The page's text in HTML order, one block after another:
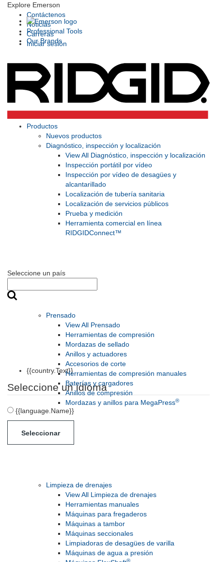
Explore Emerson
Professional Tools
Our Brands
Contáctenos
Noticias
Carreras
Iniciar sesión
Seleccione un país
{{country.Text}}
Seleccione un idioma
{{language.Name}}
Seleccionar
Productos
Nuevos productos
Diagnóstico, inspección y localización
View All Diagnóstico, inspección y localización
Inspección portátil por vídeo
Inspección por vídeo de desagües y
alcantarillado
Localización de tubería sanitaria
Localización de servicios públicos
Prueba y medición
Herramienta comercial en línea
RIDGIDConnect™
Prensado
View All Prensado
Herramientas de compresión
Mordazas de sellado
Anillos y actuadores
Accesorios de corte
Herramientas de compresión manuales
Baterías y cargadores
Anillos de compresión
Mordazas y anillos para MegaPress®
Limpieza de drenajes
View All Limpieza de drenajes
Herramientas manuales
Máquinas para fregaderos
Máquinas a tambor
Máquinas seccionales
Limpiadoras de desagües de varilla
Máquinas de agua a presión
®